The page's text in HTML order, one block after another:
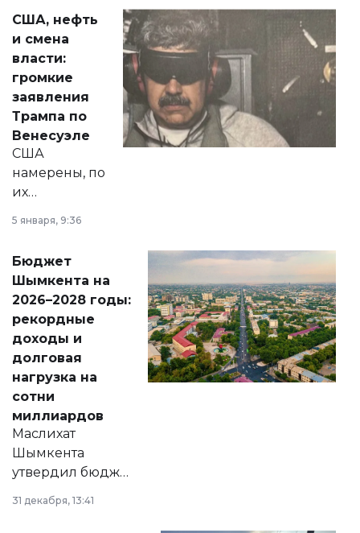
актуальных тем —
от слухов о
политических
реформах до
вопросов армии,
экономики и
личного здоровья.
США, нефть
и смена
власти:
громкие
заявления
Трампа по
Венесуэле
США
намерены, по
их
принести
народу
Венесуэлы.
5 января, 9:36
Бюджет
Шымкента на
2026–2028 годы:
рекордные
доходы и
долговая
нагрузка на
сотни
миллиардов
Маслихат
Шымкента
утвердил бюджет
города на 2026–
2028 годы.
31 декабря, 13:41